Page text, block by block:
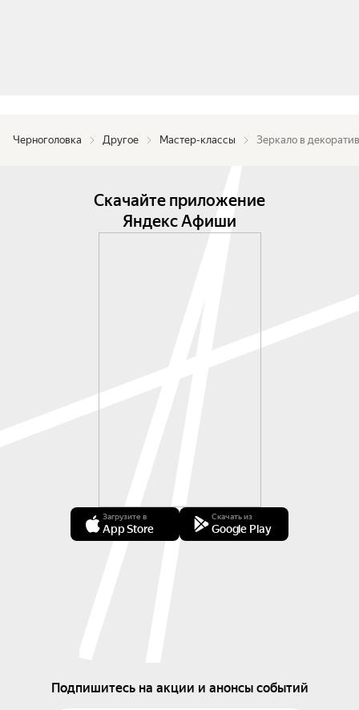
Черноголовка Другое Мастер-классы Зеркало в
Скачайте приложение
Яндекс Афиши
Загрузите в
App Store
Скачать из
Google Play
Подпишитесь на акции и анонсы событий